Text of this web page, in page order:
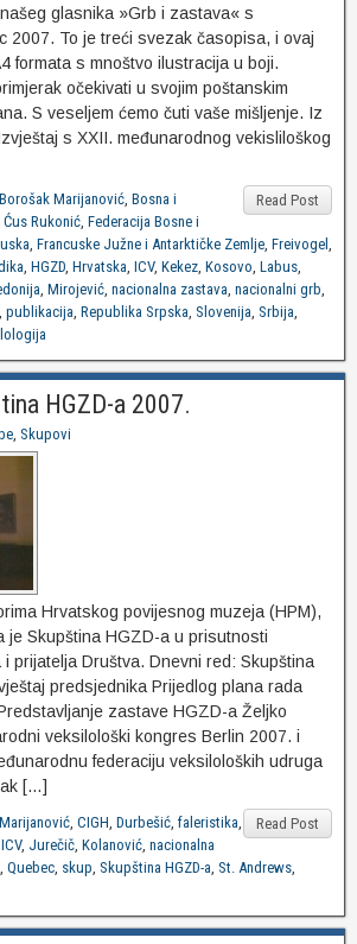
glasnika »Grb i zastava« s
2007. To je treći svezak časopisa, i ovaj
formata s mnoštvo ilustracija u boji.
očekivati u svojim poštanskim
S veseljem ćemo čuti vaše mišljenje. Iz
s XXII. međunarodnog vekisliloškog
Read Post
Borošak Marijanović, Bosna i
Ćus Rukonić, Federacija Bosne i
, Francuske Južne i Antarktičke Zemlje, Freivogel ,
, HGZD, Hrvatska, ICV, Kekez, Kosovo, Labus,
, Mirojević, nacionalna zastava, nacionalni grb,
, publikacija, Republika Srpska, Slovenija, Srbija,
HGZD-a 2007.
, Skupovi
Hrvatskog povijesnog muzeja (HPM),
je Skupština HGZD-a u prisutnosti
prijatelja Društva. Dnevni red: Skupština
predsjednika Prijedlog plana rada
zastave HGZD-a Željko
veksilološki kongres Berlin 2007. i
federaciju veksiloloških udruga
[…]
Read Post
, CIGH, Durbešić, faleristika,
ICV, Jurečič, Kolanović, nacionalna
, Quebec, skup, Skupština HGZD-a, St. Andrews,